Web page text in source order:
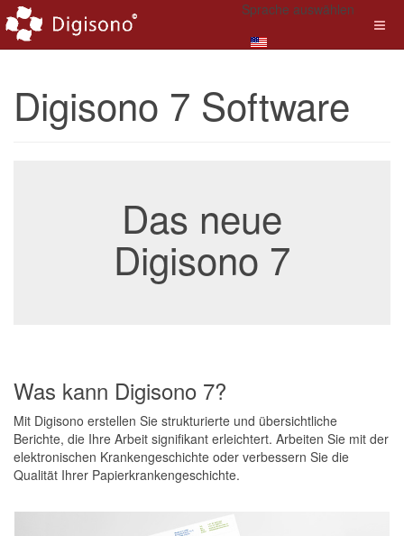
Sprache auswählen
Digisono 7 Software
Das neue
Digisono 7
Was kann Digisono 7?
Mit Digisono erstellen Sie strukturierte und übersichtliche
Berichte, die Ihre Arbeit signifikant erleichtert. Arbeiten Sie mit der
elektronischen Krankengeschichte oder verbessern Sie die
Qualität Ihrer Papierkrankengeschichte.